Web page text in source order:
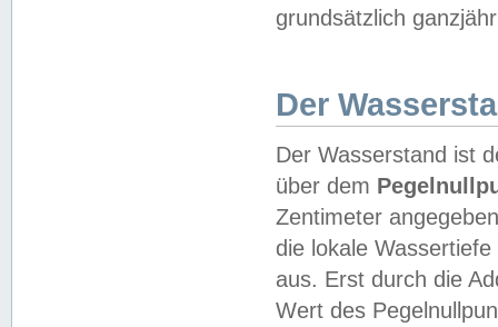
grundsätzlich
Der
Der Wasserstand ist
über dem
Zentimeter
die lokale
aus. Erst durch die
Wert des